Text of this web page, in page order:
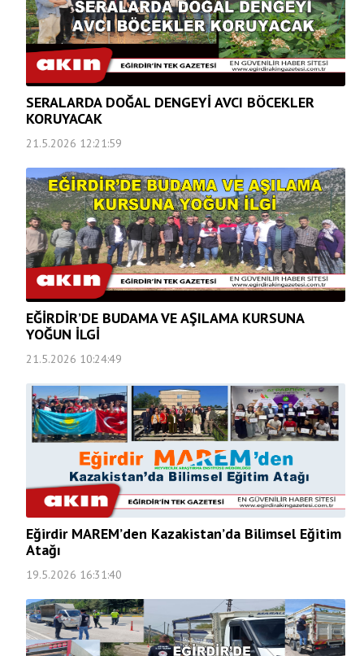
SERALARDA DOĞAL DENGEYİ AVCI BÖCEKLER
KORUYACAK
21.5.2026 12:21:59
EĞİRDİR’DE BUDAMA VE AŞILAMA KURSUNA
YOĞUN İLGİ
21.5.2026 10:24:49
Eğirdir MAREM’den Kazakistan’da Bilimsel Eğitim
Atağı
19.5.2026 16:31:40